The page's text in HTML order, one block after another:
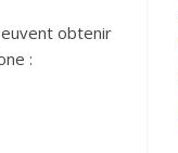
obtenir
: